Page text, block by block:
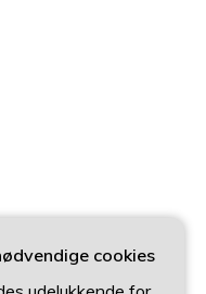
cookies